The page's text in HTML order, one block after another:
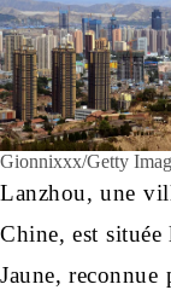
Gionnixxx/Getty
Lanzhou, une
Chine, est
Jaune, reconnue